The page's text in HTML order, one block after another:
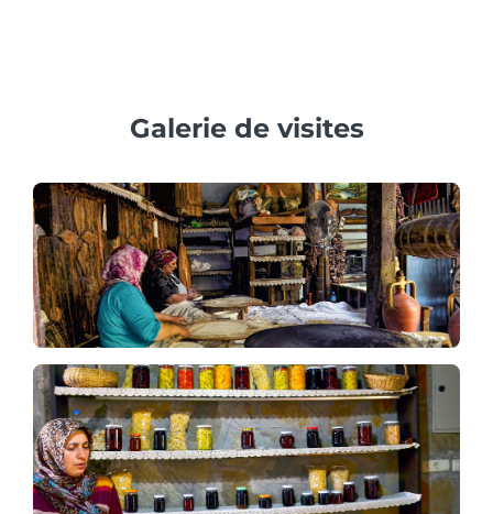
Galerie de visites